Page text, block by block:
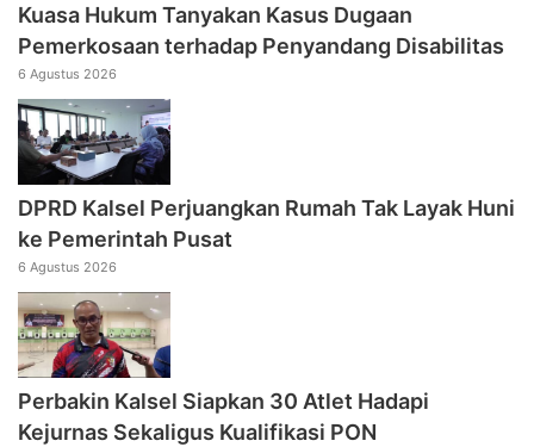
Kuasa Hukum Tanyakan Kasus Dugaan
Pemerkosaan terhadap Penyandang Disabilitas
6 Agustus 2026
DPRD Kalsel Perjuangkan Rumah Tak Layak Huni
ke Pemerintah Pusat
6 Agustus 2026
Perbakin Kalsel Siapkan 30 Atlet Hadapi
Kejurnas Sekaligus Kualifikasi PON